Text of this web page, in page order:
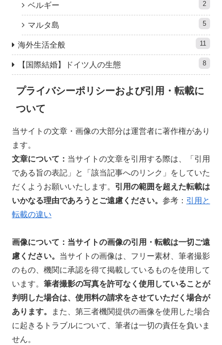
ベルギー 2
マルタ島 5
海外生活全般 11
【国際結婚】ドイツ人の生態 8
プライバシーポリシーおよび引用・転載に
ついて
当サイトの文章・画像の大部分は運営者に著作権があり
ます。
文章について： 当サイトの文章を引用する際は、「引用
である旨の表記」と「該当記事へのリンク」をしていた
だくようお願いいたします。 引用の範囲を超えた転載は
いかなる理由であろうとご遠慮ください。 参考： 引用と
転載の違い
画像について：当サイトの画像の引用・転載は一切ご遠
慮ください。 当サイトの画像は、フリー素材、筆者撮影
のもの、機関に承認を得て掲載しているものを使用して
います。 筆者撮影の写真を許可なく使用していることが
判明した場合は、使用料の請求をさせていただく場合が
あります。
また、第三者機関提供の画像を使用した場合
に起きるトラブルについて、筆者は一切の責任を負いま
せん。